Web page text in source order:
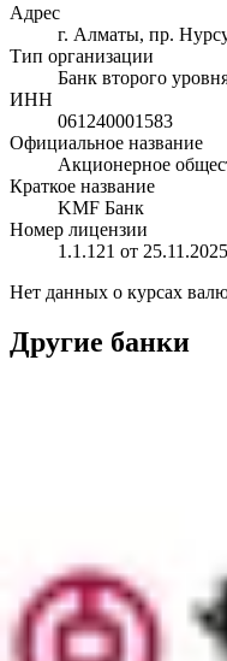
Адрес
г. Алматы, пр.
Тип организации
Банк второго
ИНН
061240001583
Официальное название
Акционерное
Краткое название
KMF Банк
Номер лицензии
1.1.121 от 25.11.2025
Нет данных о курсах
Другие банки
Kaspi
Банк-партнёр